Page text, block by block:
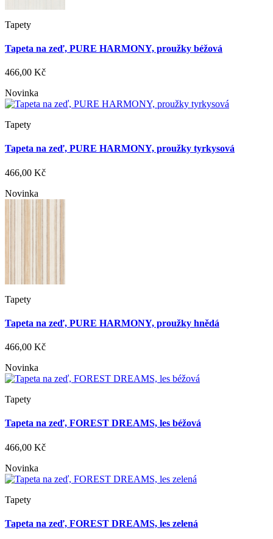
Tapety
Tapeta na zeď, PURE HARMONY, proužky béžová
466,00 Kč
Novinka
Tapety
Tapeta na zeď, PURE HARMONY, proužky tyrkysová
466,00 Kč
Novinka
Tapety
Tapeta na zeď, PURE HARMONY, proužky hnědá
466,00 Kč
Novinka
Tapety
Tapeta na zeď, FOREST DREAMS, les béžová
466,00 Kč
Novinka
Tapety
Tapeta na zeď, FOREST DREAMS, les zelená